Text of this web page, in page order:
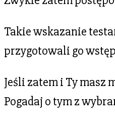
Takie wskazanie
przygotowali go
Jeśli zatem i Ty masz
Pogadaj o tym z